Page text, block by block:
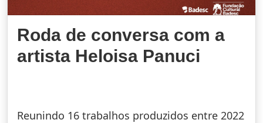
Roda de conversa com a
artista Heloisa Panuci
Reunindo 16 trabalhos produzidos entre 2022